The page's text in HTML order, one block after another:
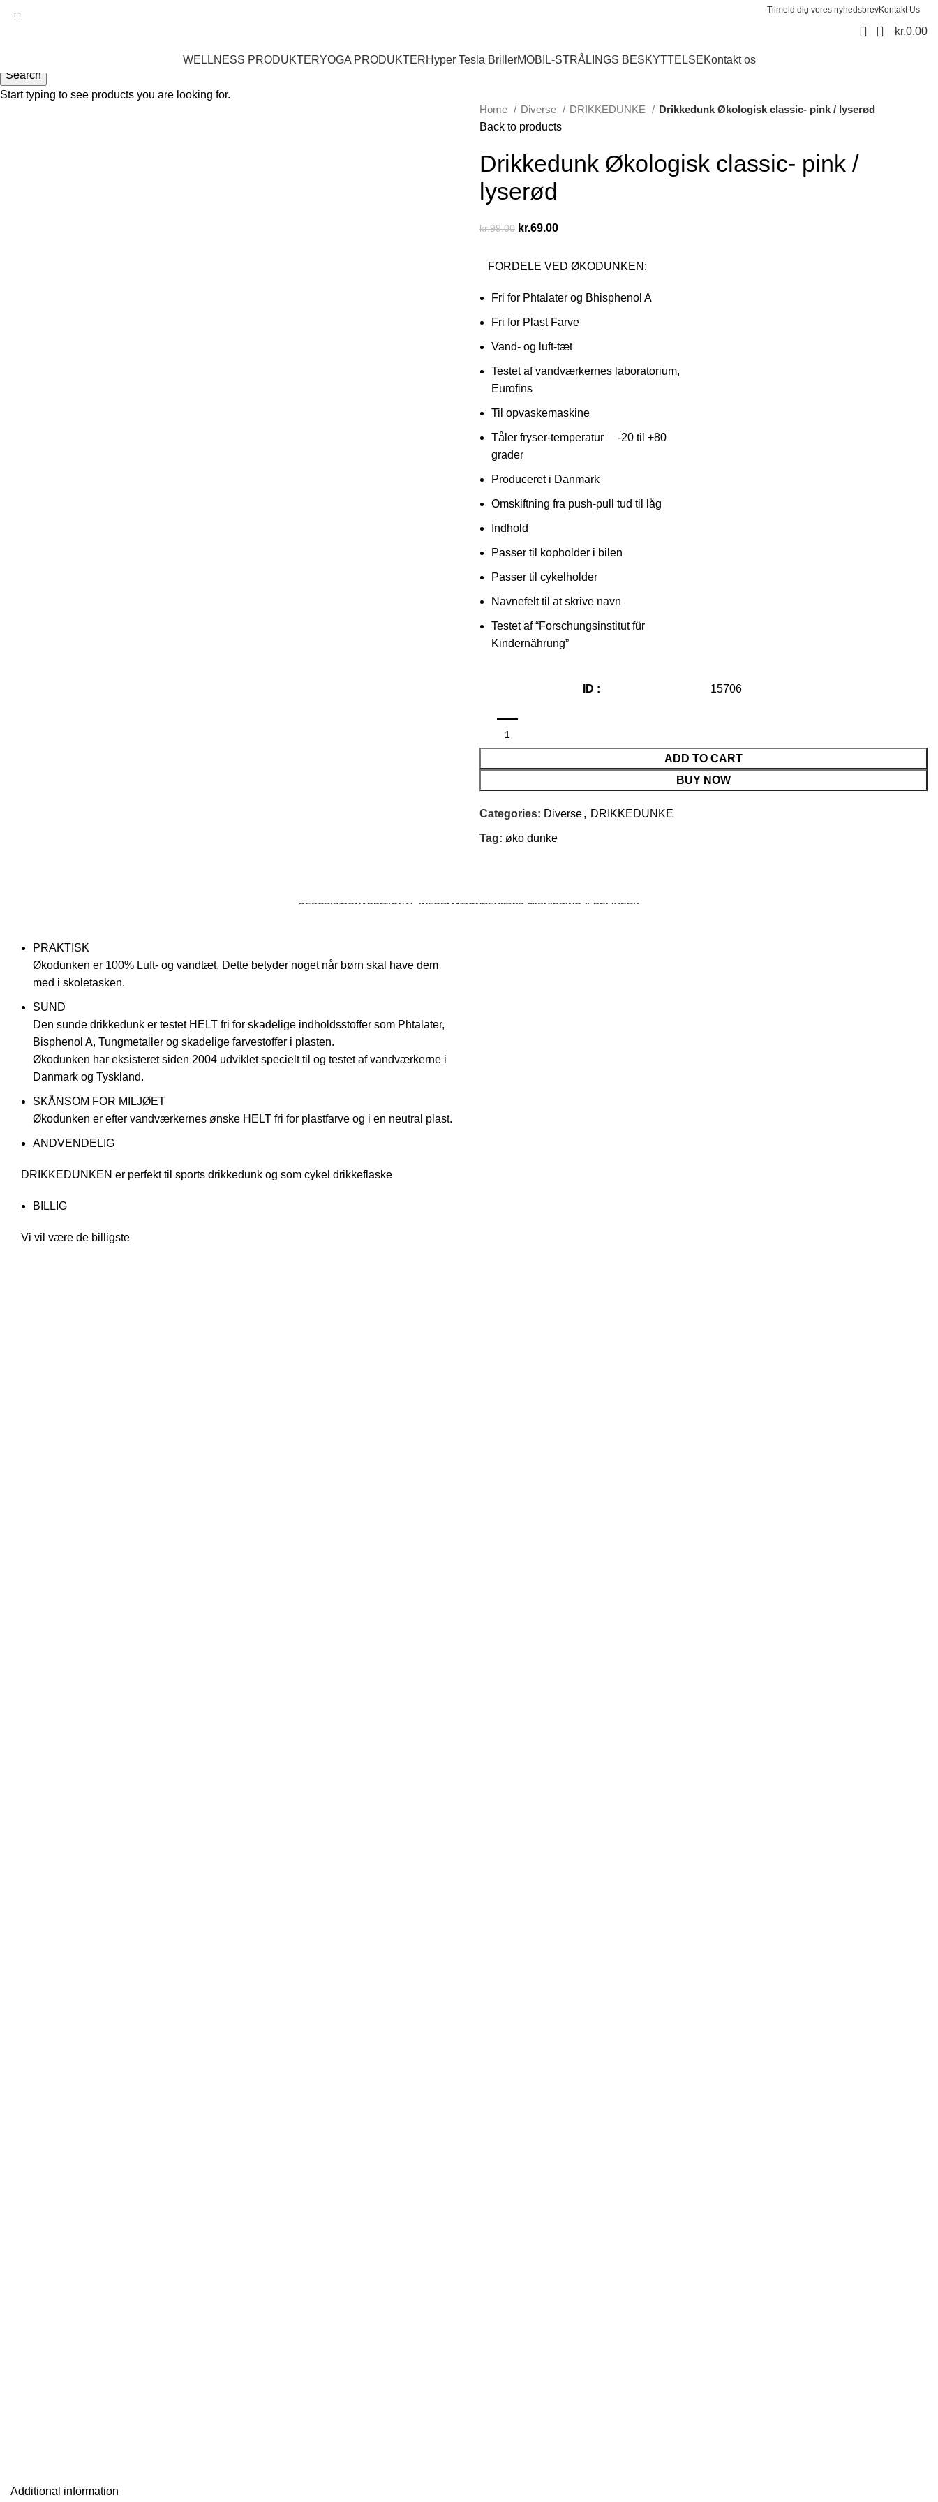
Tilmeld dig vores nyhedsbrevKontakt Us
0 kr.0.00
WELLNESS PRODUKTERYOGA PRODUKTERHyper Tesla BrillerMOBIL-STRÅLINGS BESKYTTELSEKontakt os
Home Diverse DRIKKEDUNKE
Drikkedunk Økologisk classic- pink / lyserød
Back to products
Drikkedunk Økologisk classic- pink /
lyserød
kr.99.00 kr.69.00
FORDELE VED ØKODUNKEN:
Fri for Phtalater og Bhisphenol A
Fri for Plast Farve
Vand- og luft-tæt
Testet af vandværkernes laboratorium,
Eurofins
Til opvaskemaskine
Tåler fryser-temperatur -20 til +80
grader
Produceret i Danmark
Omskiftning fra push-pull tud til låg
Indhold
Passer til kopholder i bilen
Passer til cykelholder
Navnefelt til at skrive navn
Testet af “Forschungsinstitut für
Kindernährung”
ID : 15706
ADD TO CART
BUY NOW
Categories: Diverse, DRIKKEDUNKE
Tag: øko dunke
DESCRIPTION ADDITIONAL INFORMATIONREVIEWS (0)SHIPPING & DELIVERY
PRAKTISK
Økodunken er 100% Luft- og vandtæt. Dette betyder noget når børn skal have dem
med i skoletasken.
SUND
Den sunde drikkedunk er testet HELT fri for skadelige indholdsstoffer som Phtalater,
Bisphenol A, Tungmetaller og skadelige farvestoffer i plasten.
​Økodunken har eksisteret siden 2004 udviklet specielt til og testet af vandværkerne i
Danmark og Tyskland.
SKÅNSOM FOR MILJØET
​Økodunken er efter vandværkernes ønske HELT fri for plastfarve og i en neutral plast.
ANDVENDELIG
DRIKKEDUNKEN er perfekt til sports drikkedunk og som cykel drikkeflaske
BILLIG
Vi vil være de billigste
Additional information
Search
Start typing to see products you are looking for.